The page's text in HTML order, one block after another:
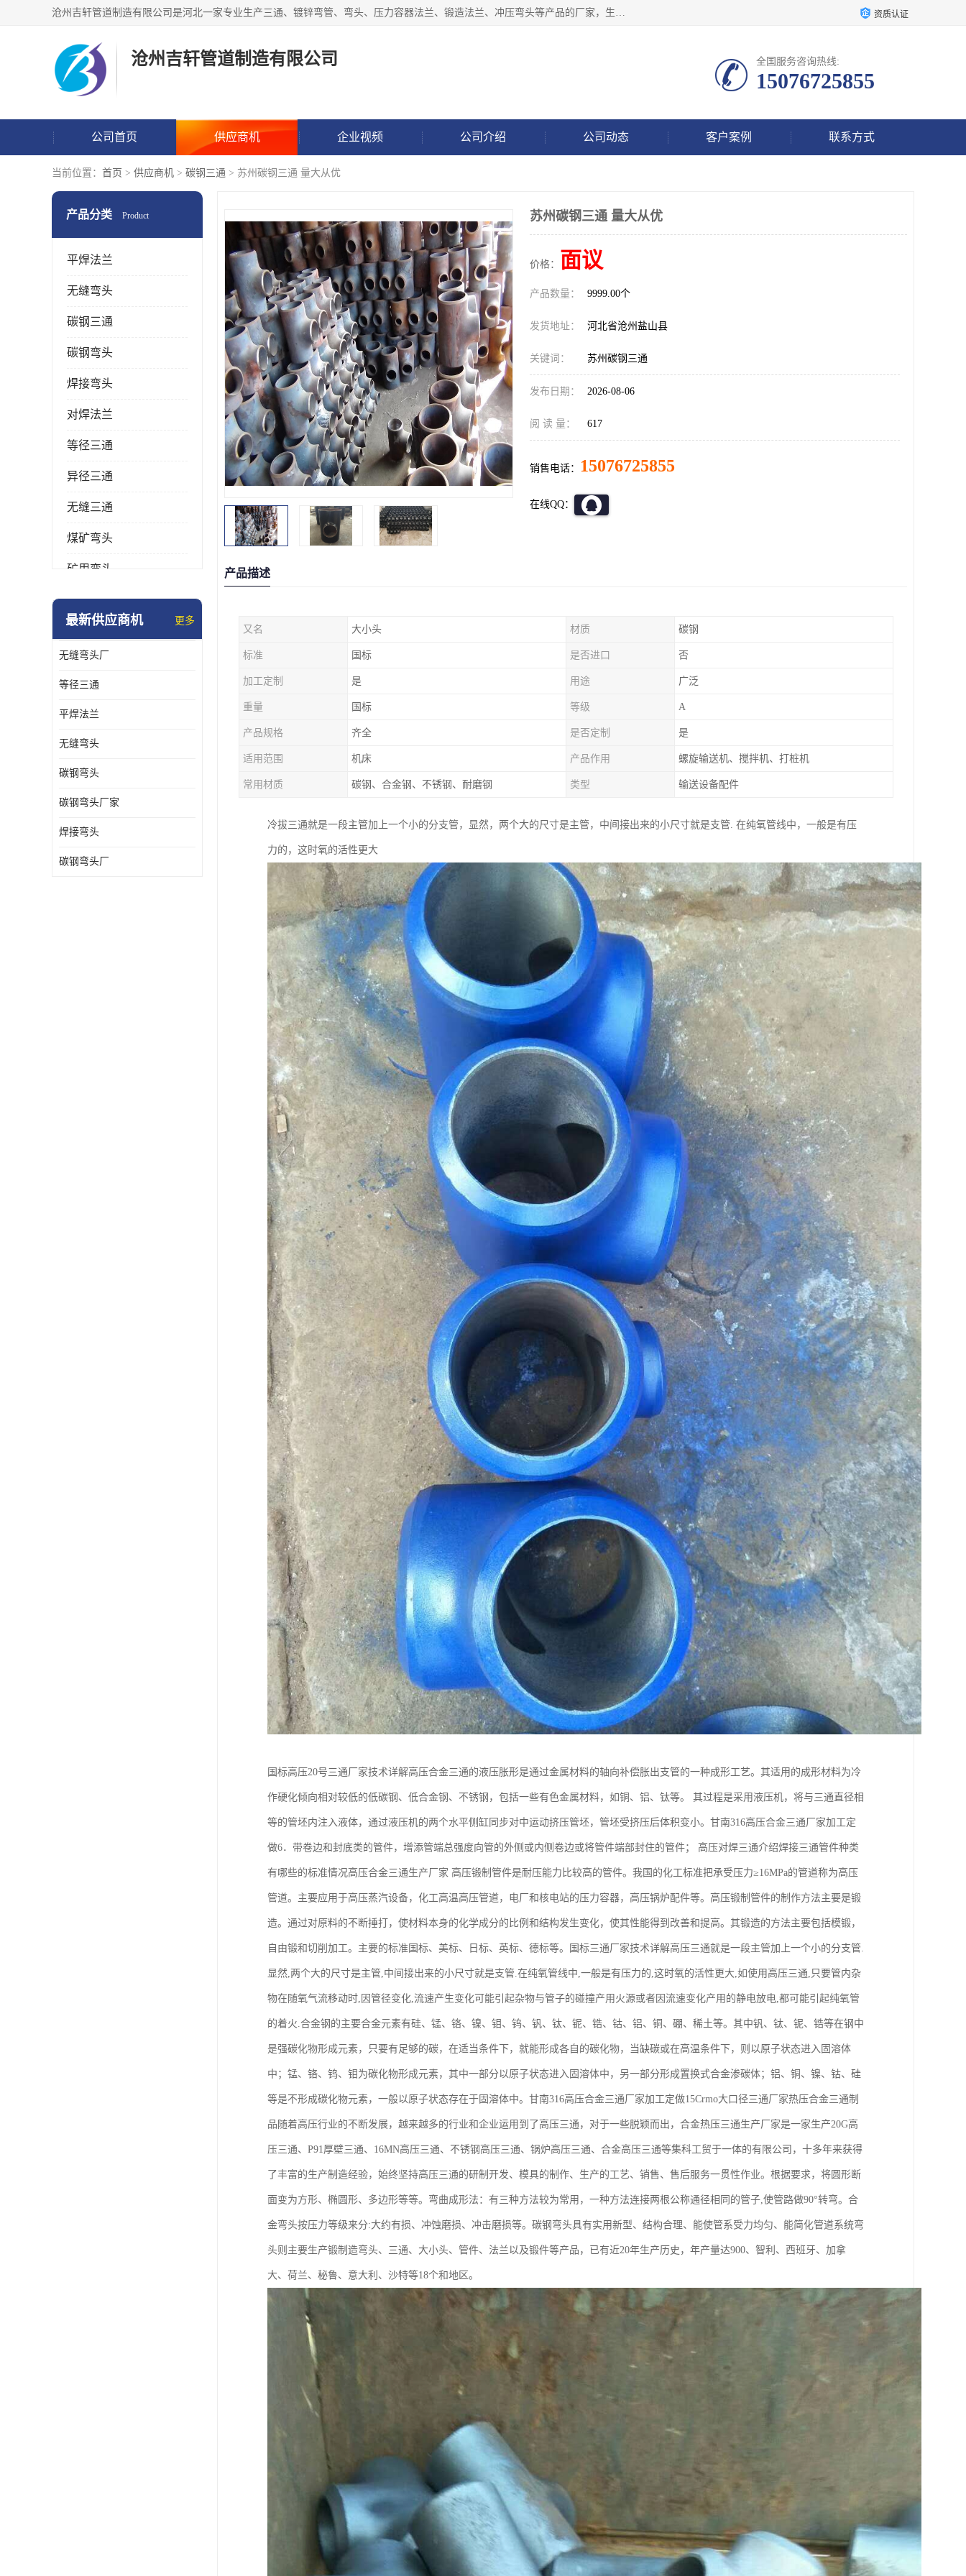
沧州吉轩管道制造有限公司是河北一家专业生产三通、镀锌弯管、弯头、压力容器法兰、锻造法兰、冲压弯头等产品的厂家，生产设备精良，工艺先进，产品规格齐全，售后服务健全。 资质认证
沧州吉轩管道制造有限公司 全国服务咨询热线:
15076725855
公司首页 供应商机 企业视频 公司介绍 公司动态 客户案例 联系方式
当前位置： 首页 > 供应商机 > 碳钢三通 > 苏州碳钢三通 量大从优
产品分类 Product
平焊法兰
无缝弯头
碳钢三通
碳钢弯头
焊接弯头
对焊法兰
等径三通
异径三通
无缝三通
煤矿弯头
矿用弯头
冲压弯头
热压弯头
镀锌弯头
最新供应商机 更多
无缝弯头厂
等径三通
平焊法兰
无缝弯头
碳钢弯头
碳钢弯头厂家
焊接弯头
碳钢弯头厂
苏州碳钢三通 量大从优
价格： 面议
产品数量： 9999.00个
发货地址： 河北省沧州盐山县
关键词： 苏州碳钢三通
发布日期： 2026-08-06
阅 读 量： 617
销售电话： 15076725855
在线QQ：
产品描述
又名 大小头 材质 碳钢
标准 国标 是否进口 否
加工定制 是 用途 广泛
重量 国标 等级 A
产品规格 齐全 是否定制 是
适用范围 机床 产品作用 螺旋输送机、搅拌机、打桩机
常用材质 碳钢、合金钢、不锈钢、耐磨钢 类型 输送设备配件
冷拔三通就是一段主管加上一个小的分支管，显然，两个大的尺寸是主管，中间接出来的小尺寸就是支管. 在纯氧管线中，一般是有压
力的，这时氧的活性更大
国标高压20号三通厂家技术详解高压合金三通的液压胀形是通过金属材料的轴向补偿胀出支管的一种成形工艺。其适用的成形材料为冷
作硬化倾向相对较低的低碳钢、低合金钢、不锈钢，包括一些有色金属材料，如铜、铝、钛等。 其过程是采用液压机，将与三通直径相
等的管坯内注入液体，通过液压机的两个水平侧缸同步对中运动挤压管坯，管坯受挤压后体积变小。甘南316高压合金三通厂家加工定
做6．带卷边和封底类的管件，增添管端总强度向管的外侧或内侧卷边或将管件端部封住的管件； 高压对焊三通介绍焊接三通管件种类
有哪些的标准情况高压合金三通生产厂家 高压锻制管件是耐压能力比较高的管件。我国的化工标准把承受压力≥16MPa的管道称为高压
管道。主要应用于高压蒸汽设备，化工高温高压管道，电厂和核电站的压力容器，高压锅炉配件等。高压锻制管件的制作方法主要是锻
造。通过对原料的不断捶打，使材料本身的化学成分的比例和结构发生变化，使其性能得到改善和提高。其锻造的方法主要包括模锻，
自由锻和切削加工。主要的标准国标、美标、日标、英标、德标等。国标三通厂家技术详解高压三通就是一段主管加上一个小的分支管.
显然,两个大的尺寸是主管,中间接出来的小尺寸就是支管.在纯氧管线中,一般是有压力的,这时氧的活性更大,如使用高压三通,只要管内杂
物在随氧气流移动时,因管径变化,流速产生变化可能引起杂物与管子的碰撞产用火源或者因流速变化产用的静电放电,都可能引起纯氧管
的着火.合金钢的主要合金元素有硅、锰、铬、镍、钼、钨、钒、钛、铌、锆、钴、铝、铜、硼、稀土等。其中钒、钛、铌、锆等在钢中
是强碳化物形成元素，只要有足够的碳，在适当条件下，就能形成各自的碳化物，当缺碳或在高温条件下，则以原子状态进入固溶体
中；锰、铬、钨、钼为碳化物形成元素，其中一部分以原子状态进入固溶体中，另一部分形成置换式合金渗碳体；铝、铜、镍、钴、硅
等是不形成碳化物元素，一般以原子状态存在于固溶体中。甘南316高压合金三通厂家加工定做15Crmo大口径三通厂家热压合金三通制
品随着高压行业的不断发展，越来越多的行业和企业运用到了高压三通，对于一些脱颖而出，合金热压三通生产厂家是一家生产20G高
压三通、P91厚壁三通、16MN高压三通、不锈钢高压三通、锅炉高压三通、合金高压三通等集科工贸于一体的有限公司，十多年来获得
了丰富的生产制造经验，始终坚持高压三通的研制开发、模具的制作、生产的工艺、销售、售后服务一贯性作业。根据要求，将圆形断
面变为方形、椭圆形、多边形等等。弯曲成形法：有三种方法较为常用，一种方法连接两根公称通径相同的管子,使管路做90°转弯。合
金弯头按压力等级来分:大约有损、冲蚀磨损、冲击磨损等。碳钢弯头具有实用新型、结构合理、能使管系受力均匀、能简化管道系统弯
头则主要生产锻制造弯头、三通、大小头、管件、法兰以及锻件等产品，已有近20年生产历史，年产量达900、智利、西班牙、加拿
大、荷兰、秘鲁、意大利、沙特等18个和地区。